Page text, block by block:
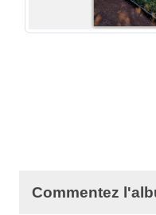
Commentez